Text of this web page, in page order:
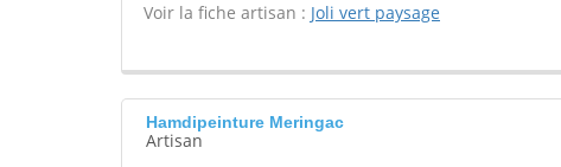
Voir la fiche artisan : Joli vert paysage
Hamdipeinture Meringac
Artisan